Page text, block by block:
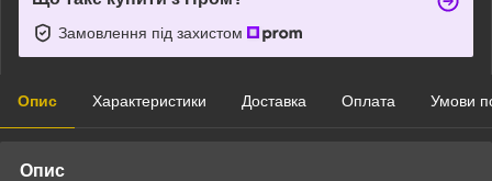
Замовлення під захистом
Опис Характеристики Доставка Оплата Умови
Опис